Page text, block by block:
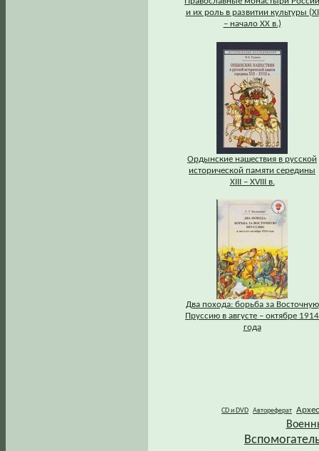
и их роль в развитии культуры (XI
– начало XX в.)
Ордынские нашествия в русской
исторической памяти середины
XIII – XVIII в.
Два похода: борьба за Восточную
Пруссию в августе – октябре 1914
года
CD и DVD Автореферат